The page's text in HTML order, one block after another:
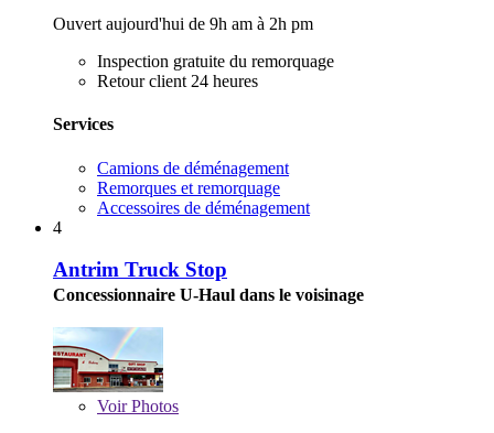
Ouvert aujourd'hui de 9h am à 2h pm
Inspection gratuite du remorquage
Retour client 24 heures
Services
Camions de déménagement
Remorques et remorquage
Accessoires de déménagement
4
Antrim Truck Stop
Concessionnaire U-Haul dans le voisinage
VoirPhotos